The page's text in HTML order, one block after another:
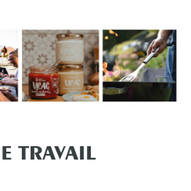
TRAVAIL